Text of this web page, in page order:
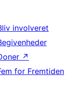
involveret
↗
for Fremtiden